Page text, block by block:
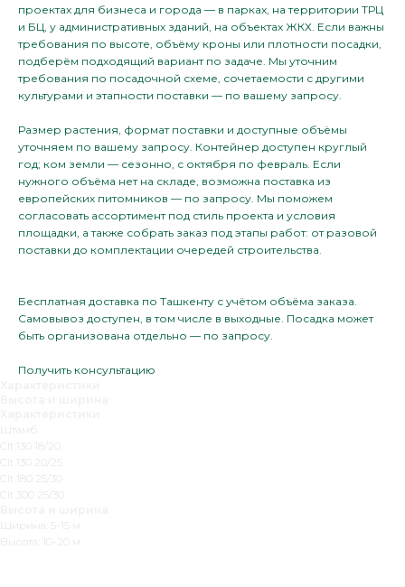
проектах для бизнеса и города — в парках, на территории ТРЦ
и БЦ, у административных зданий, на объектах ЖКХ. Если важны
требования по высоте, объёму кроны или плотности посадки,
подберём подходящий вариант по задаче. Мы уточним
требования по посадочной схеме, сочетаемости с другими
культурами и этапности поставки — по вашему запросу.
Размер растения, формат поставки и доступные объёмы
уточняем по вашему запросу. Контейнер доступен круглый
год; ком земли — сезонно, с октября по февраль. Если
нужного объёма нет на складе, возможна поставка из
европейских питомников — по запросу. Мы поможем
согласовать ассортимент под стиль проекта и условия
площадки, а также собрать заказ под этапы работ: от разовой
поставки до комплектации очередей строительства.
Бесплатная доставка по Ташкенту с учётом объёма заказа.
Самовывоз доступен, в том числе в выходные. Посадка может
быть организована отдельно — по запросу.
Получить консультацию
Штамб
Clt.130 18/20
Clt.130 20/25
Clt.180 25/30
Clt.300 25/30
Ширина: 5-15 м.
Высота: 10-20 м.